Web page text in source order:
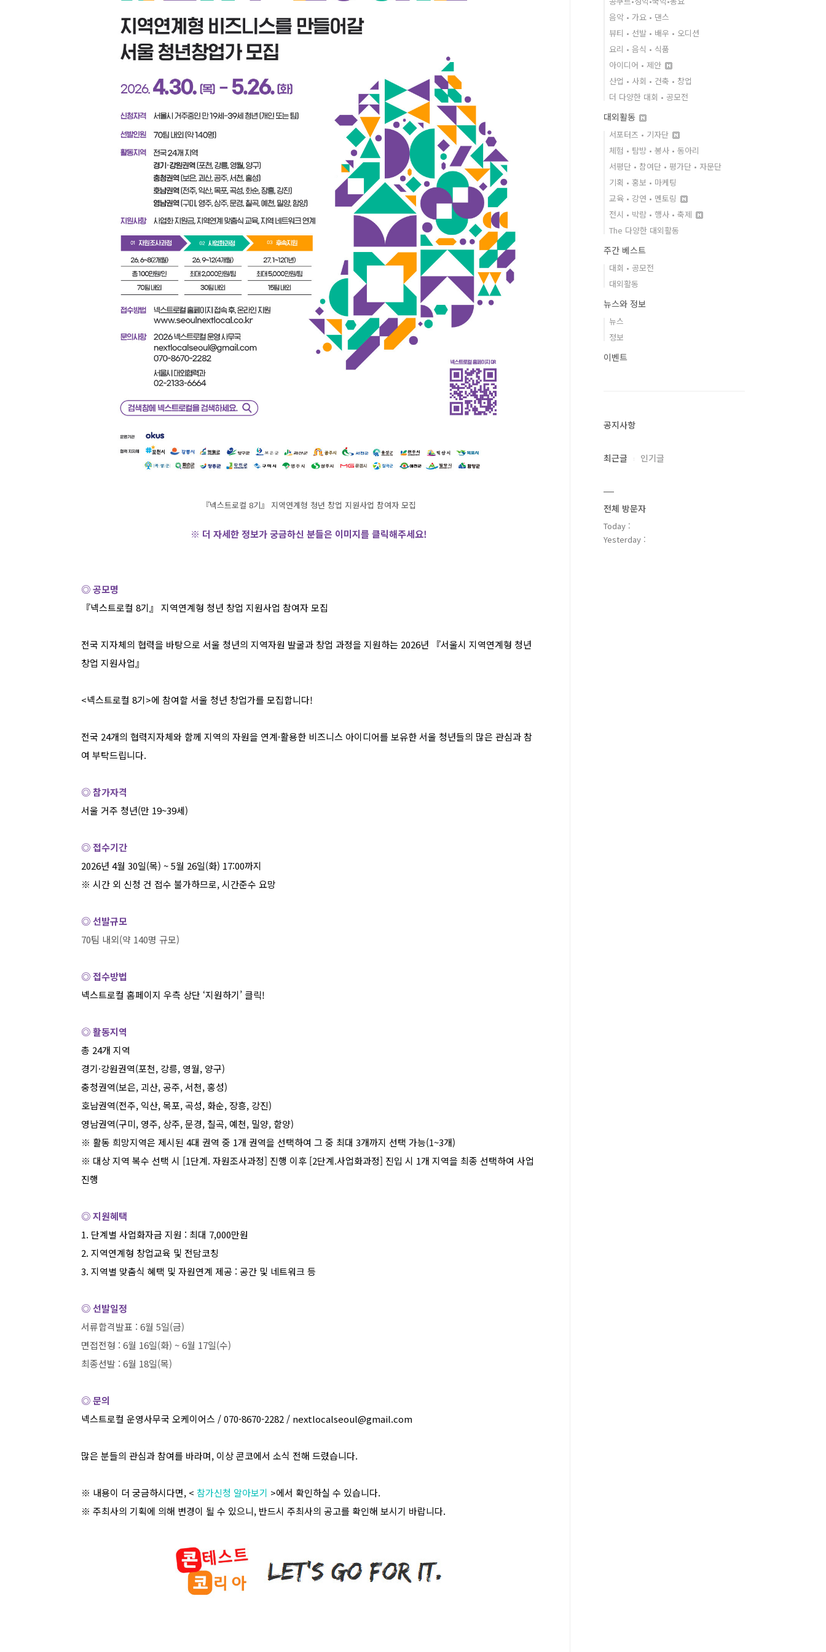
『넥스트로컬 8기』 지역연계형 청년 창업 지원사업 참여자 모집
※ 더 자세한 정보가 궁금하신 분들은 이미지를 클릭해주세요!
◎ 공모명
『넥스트로컬 8기』 지역연계형 청년 창업 지원사업 참여자 모집
전국 지자체의 협력을 바탕으로 서울 청년의 지역자원 발굴과 창업 과정을 지원하는 2026년 『서울시 지역연계형 청년
창업 지원사업』
<넥스트로컬 8기>에 참여할 서울 청년 창업가를 모집합니다!
전국 24개의 협력지자체와 함께 지역의 자원을 연계·활용한 비즈니스 아이디어를 보유한 서울 청년들의 많은 관심과 참
여 부탁드립니다.
◎ 참가자격
서울 거주 청년(만 19~39세)
◎ 접수기간
2026년 4월 30일(목) ~ 5월 26일(화) 17:00까지
※ 시간 외 신청 건 접수 불가하므로,시간준수 요망
◎ 선발규모
70팀 내외(약 140명 규모)
◎ 접수방법
넥스트로컬 홈페이지 우측 상단 ‘지원하기’클릭!
◎ 활동지역
총 24개 지역
경기·강원권역(포천, 강릉, 영월, 양구)
충청권역(보은,괴산,공주,서천,홍성)
호남권역(전주, 익산,목포,곡성, 화순,장흥, 강진)
영남권역(구미, 영주, 상주,문경, 칠곡, 예천, 밀양, 함양)
※ 활동 희망지역은 제시된 4대 권역 중 1개 권역을 선택하여 그 중 최대 3개까지 선택 가능(1~3개)
※ 대상 지역 복수 선택 시 [1단계. 자원조사과정] 진행 이후 [2단계.사업화과정] 진입 시 1개 지역을 최종 선택하여 사업
진행
◎ 지원혜택
1. 단계별 사업화자금 지원 : 최대 7,000만원
2. 지역연계형 창업교육 및 전담코칭
3. 지역별 맞춤식 혜택 및 자원연계 제공 : 공간 및 네트워크 등
◎ 선발일정
서류합격발표 : 6월 5일(금)
면접전형 : 6월 16일(화) ~ 6월 17일(수)
최종선발 : 6월 18일(목)
◎ 문의
넥스트로컬 운영사무국 오케이어스 / 070-8670-2282 / nextlocalseoul@gmail.com
많은 분들의 관심과 참여를 바라며, 이상 콘코에서 소식 전해 드렸습니다.
※ 내용이 더 궁금하시다면, < 참가신청 알아보기 >에서 확인하실 수 있습니다.
※ 주최사의 기획에 의해 변경이 될 수 있으니, 반드시 주최사의 공고를 확인해 보시기 바랍니다.
음악 • 가요 • 댄스
뷰티 • 선발 • 배우 • 오디션
요리 • 음식 • 식품
아이디어 • 제안
산업 • 사회 • 건축 • 창업
더 다양한 대회 • 공모전
대외활동
서포터즈 • 기자단
체험 • 탐방 • 봉사 • 동아리
서평단 • 참여단 • 평가단 • 자문단
기획 • 홍보 • 마케팅
교육 • 강연 • 멘토링
전시 • 박람 • 행사 • 축제
The 다양한 대외활동
주간 베스트
대회 • 공모전
대외활동
뉴스와 정보
뉴스
정보
이벤트
공지사항
최근글 인기글
전체 방문자
Today :
Yesterday :